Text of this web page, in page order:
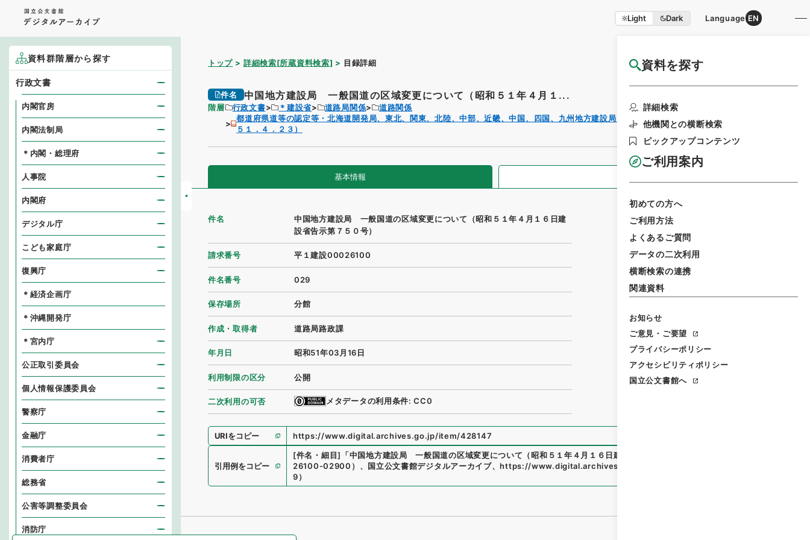
Light Dark Language EN
資料を探す
詳細検索
他機関との横断検索
ピックアップコンテンツ
ご利用案内
初めての方へ
ご利用方法
よくあるご質問
データの二次利用
横断検索の連携
関連資料
お知らせ
ご意見・ご要望
プライバシーポリシー
アクセシビリティポリシー
国立公文書館へ
トップ 詳細検索[所蔵資料検索] 目録詳細 国立公文書館HP利用案内
件名 中国地方建設局 一般国道の区域変更について（昭和５１年４月１...
階層 行政文書 ＊建設省 道路局関係
道路関係
都道府県道等の認定等・北海道開発局、東北、関東、北陸、中部、近畿、中国、四国、九州地方建設局・（昭５１．２．１０～昭
５１．４．２３）
基本情報
件名
中国地方建設局 一般国道の区域変更について（昭和５１年４月１６日建
設省告示第７５０号）
請求番号 平１建設00026100
件名番号 029
保存場所 分館
作成・取得者 道路局路政課
年月日 昭和51年03月16日
利用制限の区分 公開
二次利用の可否 メタデータの利用条件: CC0
URIをコピー https://www.digital.archives.go.jp/item/428147
引用例をコピー
[件名・細目] 「中国地方建設局 一般国道の区域変更について（昭和５１年４月１６日建設省告示第７５０号）
26100-02900 ） 、 国立公文書館デジタルアーカイブ、https://www.digital.archives.go.jp/item/428147
9）
資料群階層から探す
行政文書
内閣官房
内閣法制局
＊内閣・総理府
人事院
内閣府
デジタル庁
こども家庭庁
復興庁
＊経済企画庁
＊沖縄開発庁
＊宮内庁
公正取引委員会
個人情報保護委員会
警察庁
金融庁
消費者庁
総務省
公害等調整委員会
消防庁